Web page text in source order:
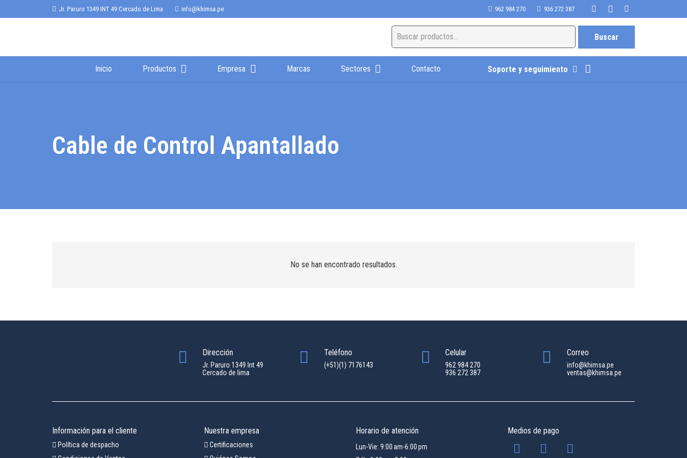
Jr. Paruro 1349 INT 49 Cercado de Lima info@khimsa.pe 962 984 270 936 272 387
Inicio Productos Empresa Marcas Sectores Contacto Soporte y seguimiento
Cable de Control Apantallado
No se han encontrado resultados.
Dirección
Jr. Paruro 1349 Int 49
Cercado de lima
Teléfono
(+51)(1) 7176143
Celular
962 984 270
936 272 387
Correo
info@khimsa.pe
ventas@khimsa.pe
Información para el cliente
Política de despacho
Nuestra empresa
Certificaciones
Horario de atención
Lun-Vie: 9:00 am-6:00 pm
Medios de pago